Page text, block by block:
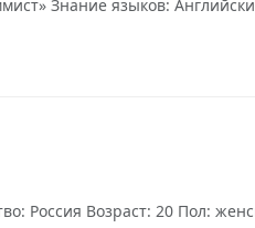
Знание языков:
Россия Возраст: 20 Пол: